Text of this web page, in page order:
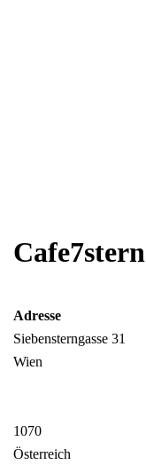
Cafe7stern
Adresse
Siebensterngasse 31
Wien
1070
Österreich